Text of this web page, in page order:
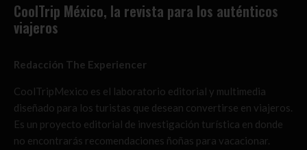
CoolTrip México, la revista para los auténticos
viajeros
Redacción The Experiencer
CoolTripMexico es el laboratorio editorial y multimedia
diseñado para los turistas que desean convertirse en viajeros.
Es un proyecto editorial de investigación turística en donde
no encontrarás recomendaciones ñoñas para vacacionar.